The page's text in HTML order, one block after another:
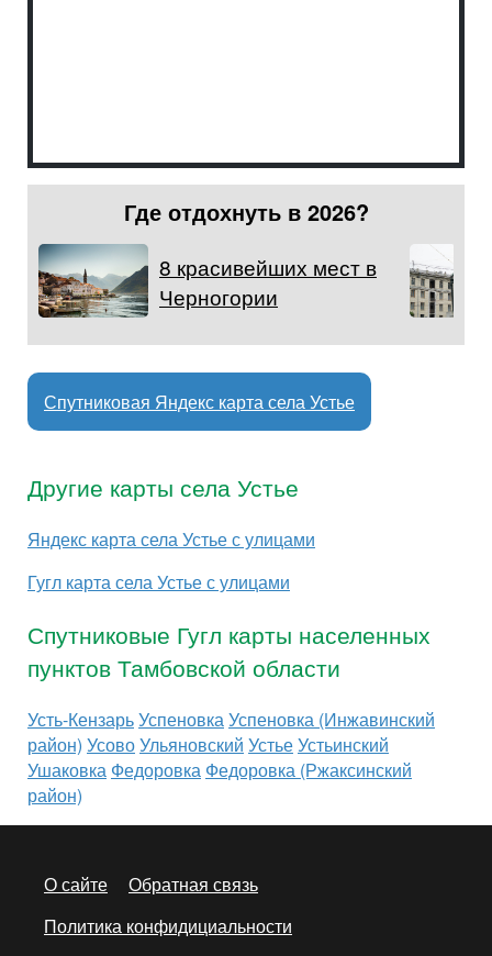
Где отдохнуть в 2026?
8 красивейших мест в
Черногории
Спутниковая Яндекс карта села Устье
Другие карты села Устье
Яндекс карта села Устье с улицами
Гугл карта села Устье с улицами
Спутниковые Гугл карты населенных
пунктов Тамбовской области
Усть-КензарьУспеновка Успеновка (Инжавинский
район) УсовоУльяновский УстьеУстьинский
Ушаковка Федоровка Федоровка (Ржаксинский
район)
О сайте
Обратная связь
Политика конфидициальности